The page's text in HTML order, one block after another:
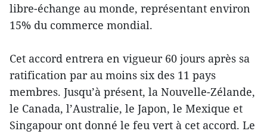
libre-échange au monde, représentant environ
15% du commerce mondial.
Cet accord entrera en vigueur 60 jours après sa
ratification par au moins six des 11 pays
membres. Jusqu’à présent, la Nouvelle-Zélande,
le Canada, l’Australie, le Japon, le Mexique et
Singapour ont donné le feu vert à cet accord. Le